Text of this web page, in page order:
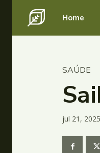
Home
SAÚDE
jul 21, 2025